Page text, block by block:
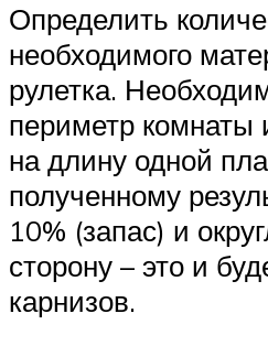
Определить
необходимого
рулетка.
периметр комнаты
на длину одной
полученному
10% (запас) и
сторону – это и
карнизов.